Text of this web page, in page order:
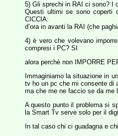
5) Gli sprechi in RAI ci sono? I
Questi ultimi se sono coperti
CICCIA:
d’ora in avanti la RAI (che
4) è vero che volevano
compresi i PC? SI
alora perchè non IMPORRE
Immaginiamo la situazione in
tv ho un pc che mi consente di
ma che me ne faccio se da me
A questo punto il problema si
la Smart Tv serve solo per il
In tal caso chi ci guadagna e